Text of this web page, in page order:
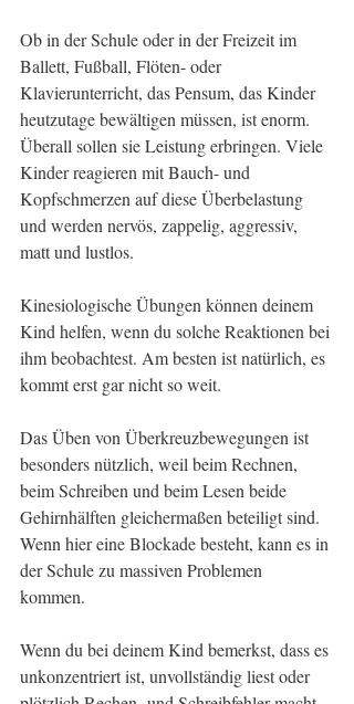
Ob in der Schule oder in der Freizeit im
Ballett, Fußball, Flöten- oder
Klavierunterricht, das Pensum, das Kinder
heutzutage bewältigen müssen, ist enorm.
Überall sollen sie Leistung erbringen. Viele
Kinder reagieren mit Bauch- und
Kopfschmerzen auf diese Überbelastung
und werden nervös, zappelig, aggressiv,
matt und lustlos.
Kinesiologische Übungen können deinem
Kind helfen, wenn du solche Reaktionen bei
ihm beobachtest. Am besten ist natürlich, es
kommt erst gar nicht so weit.
Das Üben von Überkreuzbewegungen ist
besonders nützlich, weil beim Rechnen,
beim Schreiben und beim Lesen beide
Gehirnhälften gleichermaßen beteiligt sind.
Wenn hier eine Blockade besteht, kann es in
der Schule zu massiven Problemen
kommen.
Wenn du bei deinem Kind bemerkst, dass es
unkonzentriert ist, unvollständig liest oder